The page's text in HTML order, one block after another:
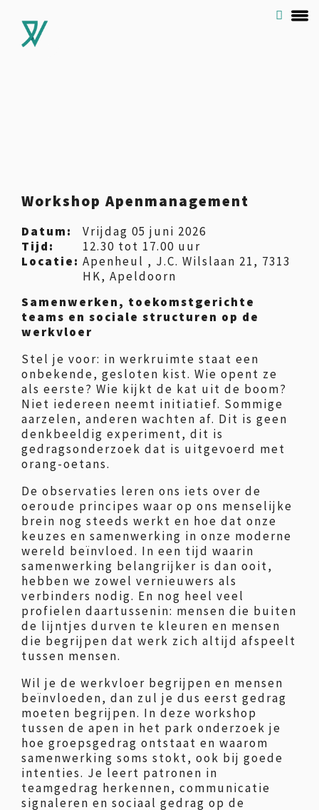
Workshop Apenmanagement
Datum:
Vrijdag 05 juni 2026
Tijd:
12.30 tot 17.00 uur
Locatie: Apenheul , J.C. Wilslaan 21, 7313
HK, Apeldoorn
Samenwerken, toekomstgerichte
teams en sociale structuren op de
werkvloer
Stel je voor: in werkruimte staat een
onbekende, gesloten kist. Wie opent ze
als eerste? Wie kijkt de kat uit de boom?
Niet iedereen neemt initiatief. Sommige
aarzelen, anderen wachten af. Dit is geen
denkbeeldig experiment, dit is
gedragsonderzoek dat is uitgevoerd met
orang-oetans.
De observaties leren ons iets over de
oeroude principes waar op ons menselijke
brein nog steeds werkt en hoe dat onze
keuzes en samenwerking in onze moderne
wereld beïnvloed. In een tijd waarin
samenwerking belangrijker is dan ooit,
hebben we zowel vernieuwers als
verbinders nodig. En nog heel veel
profielen daartussenin: mensen die buiten
de lijntjes durven te kleuren en mensen
die begrijpen dat werk zich altijd afspeelt
tussen mensen.
Wil je de werkvloer begrijpen en mensen
beïnvloeden, dan zul je dus eerst gedrag
moeten begrijpen. In deze workshop
tussen de apen in het park onderzoek je
hoe groepsgedrag ontstaat en waarom
samenwerking soms stokt, ook bij goede
intenties. Je leert patronen in
teamgedrag herkennen, communicatie
signaleren en sociaal gedrag op de